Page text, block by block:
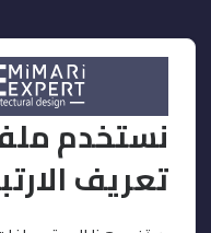
خدماتنا
ديكور وتشطيبات
التصميم
تنفيذ وإشراف
نستخدم
تعريف